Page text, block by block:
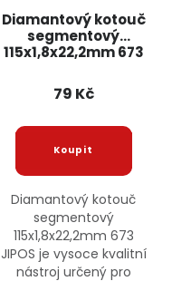
Diamantový kotouč
segmentový
115x1,8x22,2mm 673
79 Kč
Diamantový kotouč
segmentový
115x1,8x22,2mm 673
JIPOS je vysoce kvalitní
nástroj určený pro